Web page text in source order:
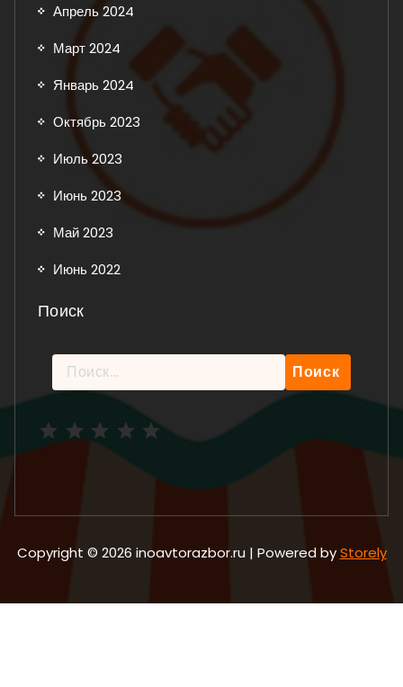
Апрель 2024
Март 2024
Январь 2024
Октябрь 2023
Июль 2023
Июнь 2023
Май 2023
Июнь 2022
Поиск
Найти:
Copyright © 2026 inoavtorazbor.ru | Powered byStorely